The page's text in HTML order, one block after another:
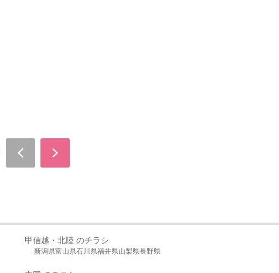
甲信越・北陸 のチラシ
新潟県富山県石川県福井県山梨県長野県